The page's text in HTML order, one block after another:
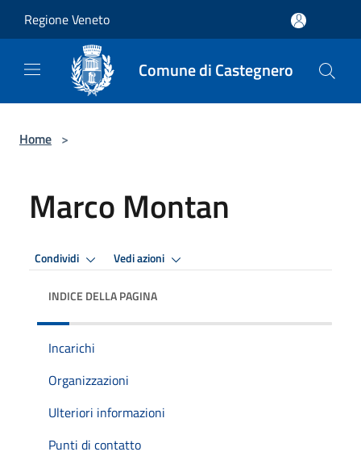
Regione Veneto
Comune di Castegnero
Home >
Marco Montan
Condividi Vedi azioni
INDICE DELLA PAGINA
Incarichi
Organizzazioni
Ulteriori informazioni
Punti di contatto